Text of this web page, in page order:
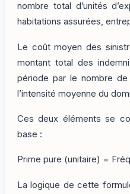
nombre total d’unités
habitations assurées,
Le coût moyen des
montant total des
période par le nombre
l’intensité moyenne du
Ces deux éléments se
base :
Prime pure (unitaire) =
La logique de cette